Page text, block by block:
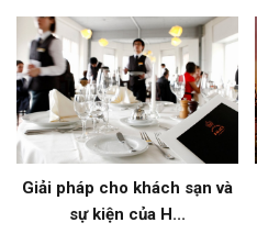
Giải pháp cho khách sạn và
sự kiện của H...